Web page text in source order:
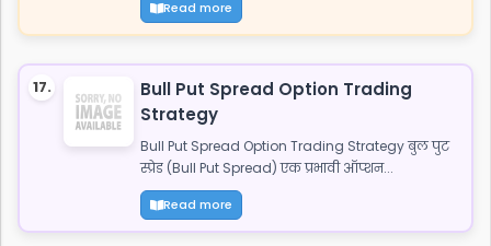
Read more
17.
Bull Put Spread Option Trading
Strategy
Bull Put Spread Option Trading Strategy बुल पुट
स्प्रेड (Bull Put Spread) एक प्रभावी ऑप्शन...
Read more